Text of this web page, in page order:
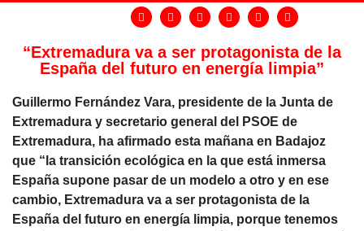
“Extremadura va a ser protagonista de la
España del futuro en energía limpia”
Guillermo Fernández Vara, presidente de la Junta de
Extremadura y secretario general del PSOE de
Extremadura, ha afirmado esta mañana en Badajoz
que “la transición ecológica en la que está inmersa
España supone pasar de un modelo a otro y en ese
cambio, Extremadura va a ser protagonista de la
España del futuro en energía limpia, porque tenemos